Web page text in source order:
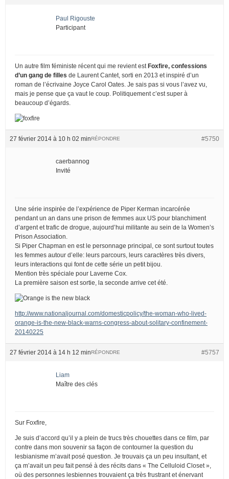
Paul Rigouste
Participant
Un autre film féministe récent qui me revient est Foxfire, confessions
d’un gang de filles de Laurent Cantet, sorti en 2013 et inspiré d’un
roman de l’écrivaine Joyce Carol Oates. Je sais pas si vous l’avez vu,
mais je pense que ça vaut le coup. Politiquement c’est super à
beaucoup d’égards.
27 février 2014 à 10 h 02 min #5750
RÉPONDRE
caerbannog
Invité
Une série inspirée de l’expérience de Piper Kerman incarcérée
pendant un an dans une prison de femmes aux US pour blanchiment
d’argent et trafic de drogue, aujourd’hui militante au sein de la Women’s
Prison Association.
Si Piper Chapman en est le personnage principal, ce sont surtout toutes
les femmes autour d’elle: leurs parcours, leurs caractères très divers,
leurs interactions qui font de cette série un petit bijou.
Mention très spéciale pour Laverne Cox.
La première saison est sortie, la seconde arrive cet été.
http://www.nationaljournal.com/domesticpolicy/the-woman-who-lived-
orange-is-the-new-black-warns-congress-about-solitary-confinement-
20140225
27 février 2014 à 14 h 12 min #5757
RÉPONDRE
Liam
Maître des clés
Sur Foxfire,
Je suis d’accord qu’il y a plein de trucs très chouettes dans ce film, par
contre dans mon souvenir sa façon de contourner la question du
lesbianisme m’avait posé question. Je trouvais ça un peu insultant, et
ça m’avait un peu fait pensé à des récits dans « The Celluloid Closet »,
où des personnes lesbiennes trouvaient ça très frustrant et énervant